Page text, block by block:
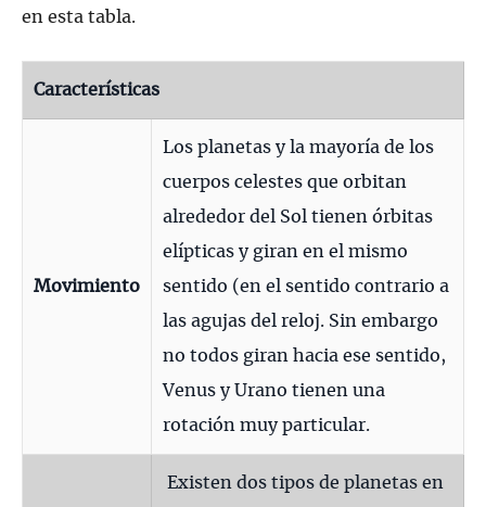
en esta tabla.
Características
Movimiento
Los planetas y la mayoría de los
cuerpos celestes que orbitan
alrededor del Sol tienen órbitas
elípticas y giran en el mismo
sentido (en el sentido contrario a
las agujas del reloj. Sin embargo
no todos giran hacia ese sentido,
Venus y Urano tienen una
rotación muy particular.
Existen dos tipos de planetas en